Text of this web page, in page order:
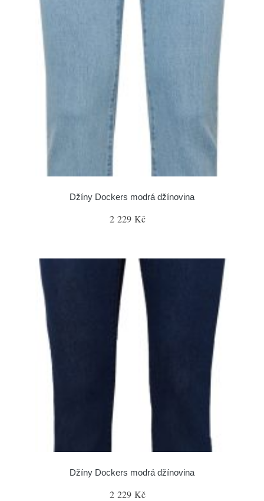
Džíny Dockers modrá džínovina
2 229 Kč
Džíny Dockers modrá džínovina
2 229 Kč